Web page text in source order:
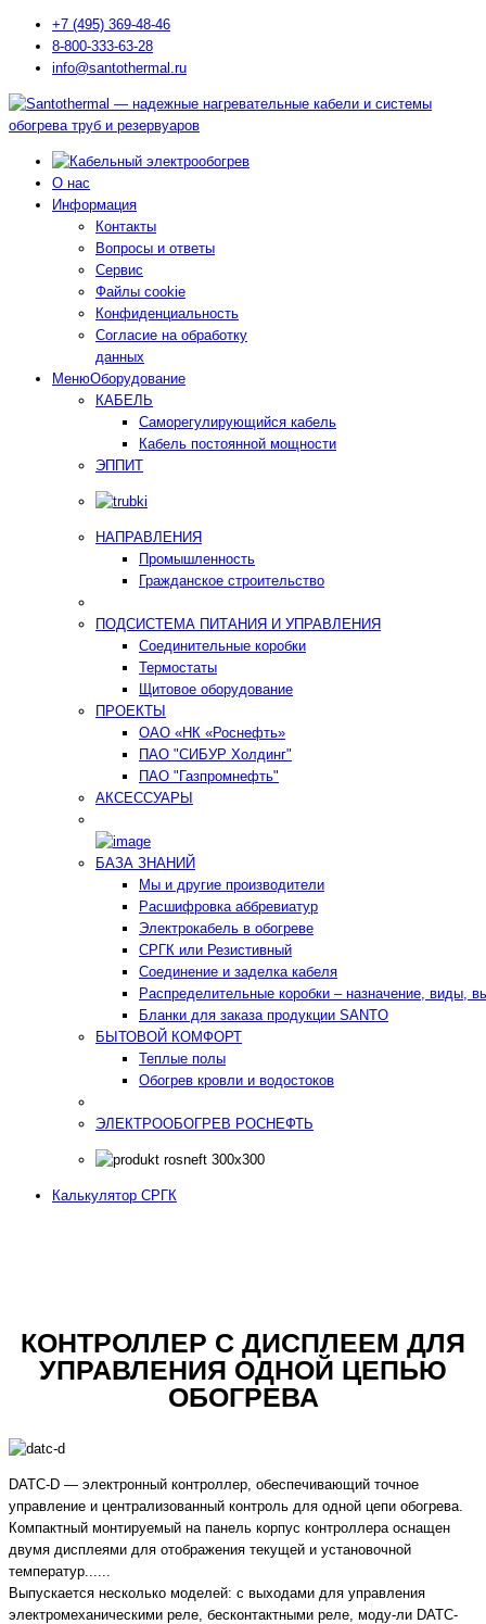
+7 (495) 369-48-46
8-800-333-63-28
info@santothermal.ru
О нас
Информация
Контакты
Вопросы и ответы
Сервис
Файлы cookie
Конфиденциальность
Согласие на обработку
данных
МенюОборудование
КАБЕЛЬ
Саморегулирующийся кабель
Кабель постоянной мощности
ЭППИТ
НАПРАВЛЕНИЯ
Промышленность
Гражданское строительство
ПОДСИСТЕМА ПИТАНИЯ И УПРАВЛЕНИЯ
Соединительные коробки
Термостаты
Щитовое оборудование
ПРОЕКТЫ
ОАО «НК «Роснефть»
ПАО "СИБУР Холдинг"
ПАО "Газпромнефть"
АКСЕССУАРЫ
БАЗА ЗНАНИЙ
Мы и другие производители
Расшифровка аббревиатур
Электрокабель в обогреве
СРГК или Резистивный
Соединение и заделка кабеля
Распределительные коробки – назначение, виды,
Бланки для заказа продукции SANTO
БЫТОВОЙ КОМФОРТ
Теплые полы
Обогрев кровли и водостоков
ЭЛЕКТРООБОГРЕВ РОСНЕФТЬ
Калькулятор СРГК
КОНТРОЛЛЕР С ДИСПЛЕЕМ ДЛЯ
УПРАВЛЕНИЯ ОДНОЙ ЦЕПЬЮ
ОБОГРЕВА
DATC-D — электронный контроллер, обеспечивающий точное
управление и централизованный контроль для одной цепи обогрева.
Компактный монтируемый на панель корпус контроллера оснащен
двумя дисплеями для отображения текущей и установочной
температур......
Выпускается несколько моделей: с выходами для управления
электромеханическими реле, бесконтактными реле, моду-ли DATC-